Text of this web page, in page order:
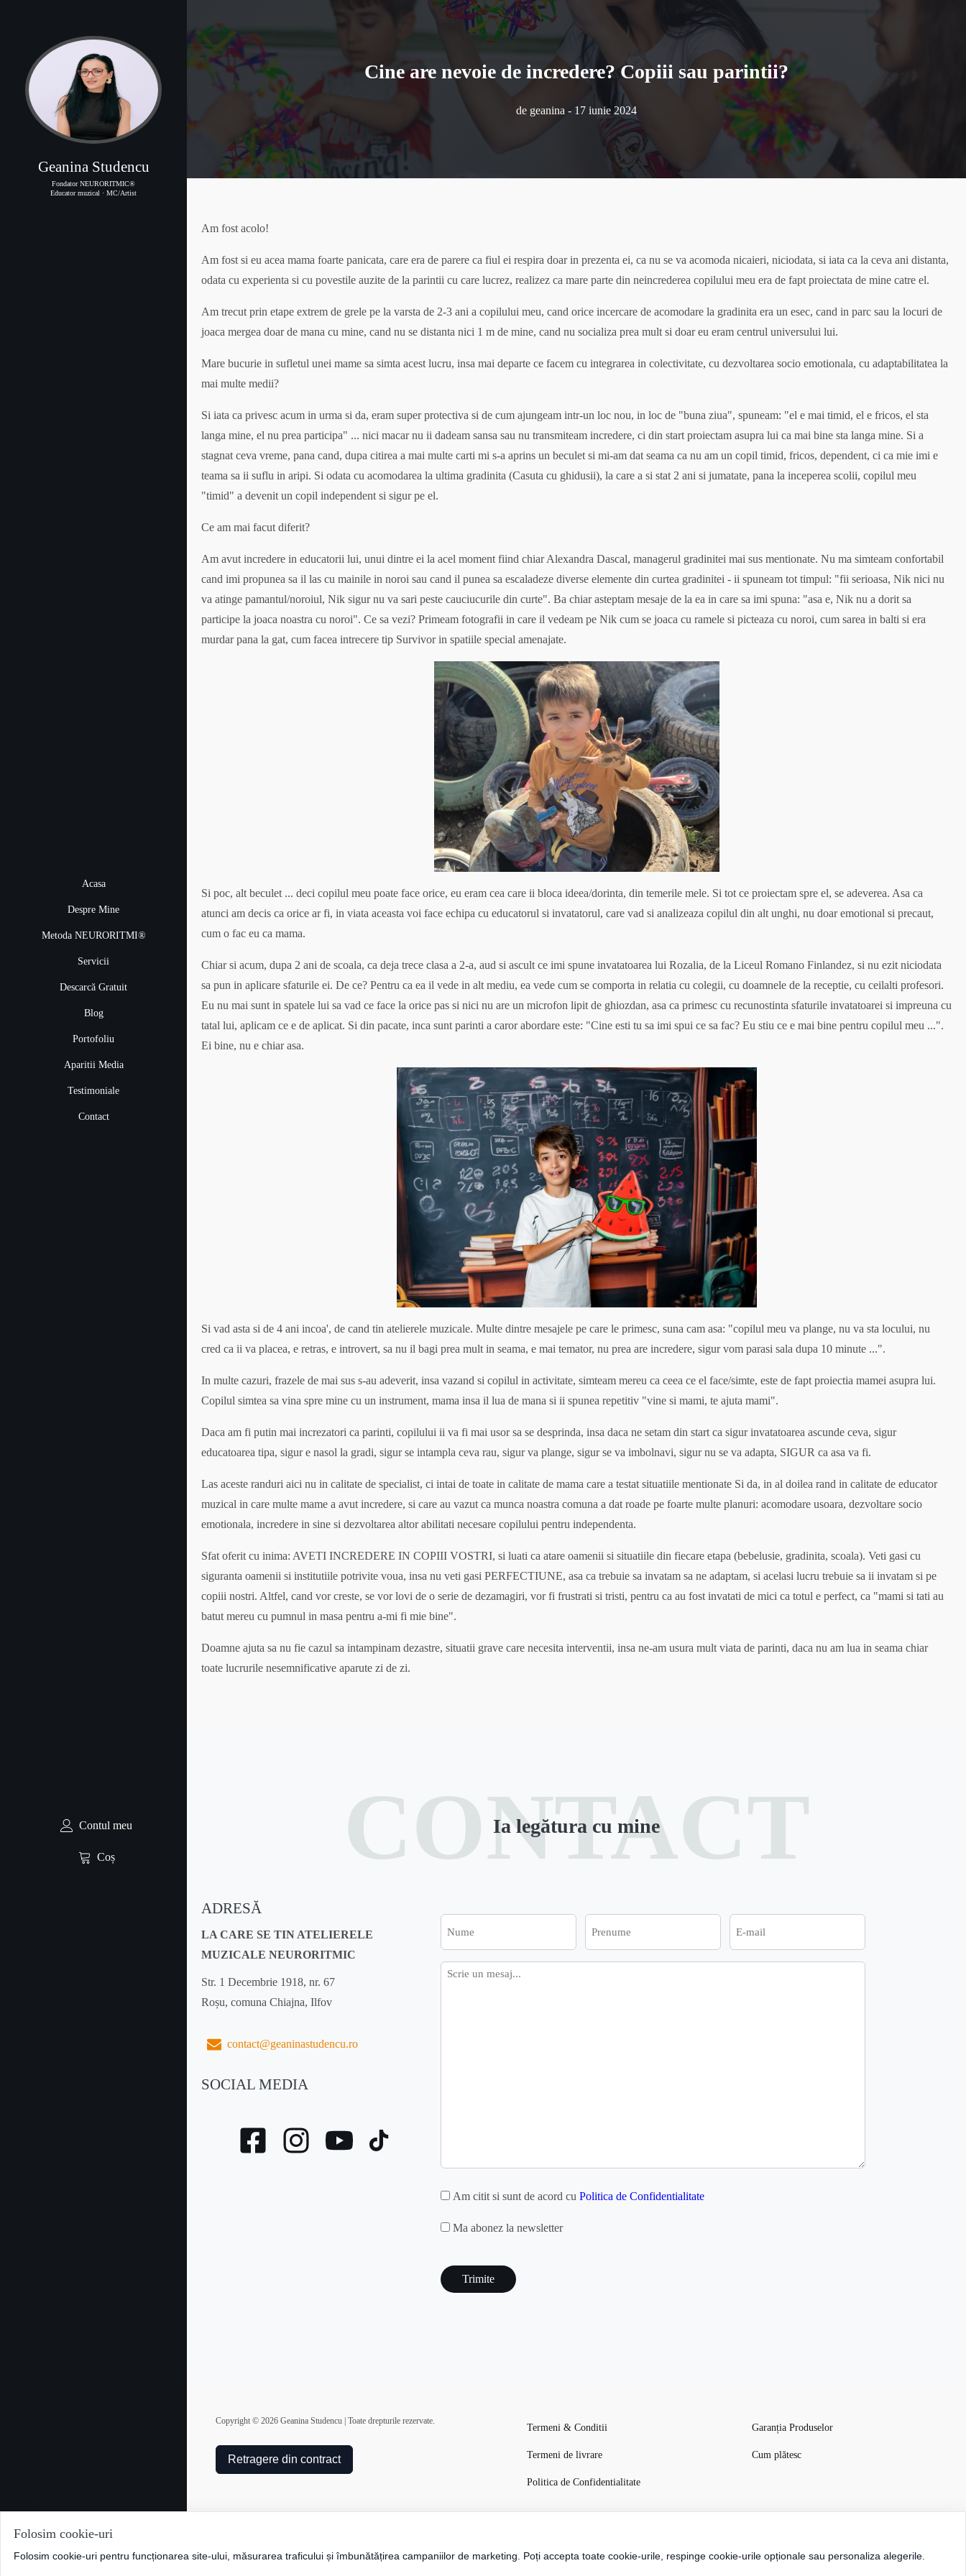
Geanina Studencu
Fondator NEURORITMIC®
Educator muzical · MC/Artist
Acasa
Despre Mine
Metoda NEURORITMI®
Servicii
Descarcă Gratuit
Blog
Portofoliu
Aparitii Media
Testimoniale
Contact
Contul meu
Coș
Cine are nevoie de incredere? Copiii sau parintii?
de geanina - 17 iunie 2024
Am fost acolo!
Am fost si eu acea mama foarte panicata, care era de parere ca fiul ei respira doar in prezenta ei, ca nu se va acomoda nicaieri, niciodata, si iata ca la ceva ani distanta,
odata cu experienta si cu povestile auzite de la parintii cu care lucrez, realizez ca mare parte din neincrederea copilului meu era de fapt proiectata de mine catre el.
Am trecut prin etape extrem de grele pe la varsta de 2-3 ani a copilului meu, cand orice incercare de acomodare la gradinita era un esec, cand in parc sau la locuri de
joaca mergea doar de mana cu mine, cand nu se distanta nici 1 m de mine, cand nu socializa prea mult si doar eu eram centrul universului lui.
Mare bucurie in sufletul unei mame sa simta acest lucru, insa mai departe ce facem cu integrarea in colectivitate, cu dezvoltarea socio emotionala, cu adaptabilitatea la
mai multe medii?
Si iata ca privesc acum in urma si da, eram super protectiva si de cum ajungeam intr-un loc nou, in loc de "buna ziua", spuneam: "el e mai timid, el e fricos, el sta
langa mine, el nu prea participa" ... nici macar nu ii dadeam sansa sau nu transmiteam incredere, ci din start proiectam asupra lui ca mai bine sta langa mine. Si a
stagnat ceva vreme, pana cand, dupa citirea a mai multe carti mi s-a aprins un beculet si mi-am dat seama ca nu am un copil timid, fricos, dependent, ci ca mie imi e
teama sa ii suflu in aripi. Si odata cu acomodarea la ultima gradinita (Casuta cu ghidusii), la care a si stat 2 ani si jumatate, pana la inceperea scolii, copilul meu
"timid" a devenit un copil independent si sigur pe el.
Ce am mai facut diferit?
Am avut incredere in educatorii lui, unui dintre ei la acel moment fiind chiar Alexandra Dascal, managerul gradinitei mai sus mentionate. Nu ma simteam confortabil
cand imi propunea sa il las cu mainile in noroi sau cand il punea sa escaladeze diverse elemente din curtea gradinitei - ii spuneam tot timpul: "fii serioasa, Nik nici nu
va atinge pamantul/noroiul, Nik sigur nu va sari peste cauciucurile din curte". Ba chiar asteptam mesaje de la ea in care sa imi spuna: "asa e, Nik nu a dorit sa
participe la joaca noastra cu noroi". Ce sa vezi? Primeam fotografii in care il vedeam pe Nik cum se joaca cu ramele si picteaza cu noroi, cum sarea in balti si era
murdar pana la gat, cum facea intrecere tip Survivor in spatiile special amenajate.
Si poc, alt beculet ... deci copilul meu poate face orice, eu eram cea care ii bloca ideea/dorinta, din temerile mele. Si tot ce proiectam spre el, se adeverea. Asa ca
atunci am decis ca orice ar fi, in viata aceasta voi face echipa cu educatorul si invatatorul, care vad si analizeaza copilul din alt unghi, nu doar emotional si precaut,
cum o fac eu ca mama.
Chiar si acum, dupa 2 ani de scoala, ca deja trece clasa a 2-a, aud si ascult ce imi spune invatatoarea lui Rozalia, de la Liceul Romano Finlandez, si nu ezit niciodata
sa pun in aplicare sfaturile ei. De ce? Pentru ca ea il vede in alt mediu, ea vede cum se comporta in relatia cu colegii, cu doamnele de la receptie, cu ceilalti profesori.
Eu nu mai sunt in spatele lui sa vad ce face la orice pas si nici nu are un microfon lipit de ghiozdan, asa ca primesc cu recunostinta sfaturile invatatoarei si impreuna cu
tatal lui, aplicam ce e de aplicat. Si din pacate, inca sunt parinti a caror abordare este: "Cine esti tu sa imi spui ce sa fac? Eu stiu ce e mai bine pentru copilul meu ...".
Ei bine, nu e chiar asa.
Si vad asta si de 4 ani incoa', de cand tin atelierele muzicale. Multe dintre mesajele pe care le primesc, suna cam asa: "copilul meu va plange, nu va sta locului, nu
cred ca ii va placea, e retras, e introvert, sa nu il bagi prea mult in seama, e mai temator, nu prea are incredere, sigur vom parasi sala dupa 10 minute ...".
In multe cazuri, frazele de mai sus s-au adeverit, insa vazand si copilul in activitate, simteam mereu ca ceea ce el face/simte, este de fapt proiectia mamei asupra lui.
Copilul simtea sa vina spre mine cu un instrument, mama insa il lua de mana si ii spunea repetitiv "vine si mami, te ajuta mami".
Daca am fi putin mai increzatori ca parinti, copilului ii va fi mai usor sa se desprinda, insa daca ne setam din start ca sigur invatatoarea ascunde ceva, sigur
educatoarea tipa, sigur e nasol la gradi, sigur se intampla ceva rau, sigur va plange, sigur se va imbolnavi, sigur nu se va adapta, SIGUR ca asa va fi.
Las aceste randuri aici nu in calitate de specialist, ci intai de toate in calitate de mama care a testat situatiile mentionate Si da, in al doilea rand in calitate de educator
muzical in care multe mame a avut incredere, si care au vazut ca munca noastra comuna a dat roade pe foarte multe planuri: acomodare usoara, dezvoltare socio
emotionala, incredere in sine si dezvoltarea altor abilitati necesare copilului pentru independenta.
Sfat oferit cu inima: AVETI INCREDERE IN COPIII VOSTRI, si luati ca atare oamenii si situatiile din fiecare etapa (bebelusie, gradinita, scoala). Veti gasi cu
siguranta oamenii si institutiile potrivite voua, insa nu veti gasi PERFECTIUNE, asa ca trebuie sa invatam sa ne adaptam, si acelasi lucru trebuie sa ii invatam si pe
copiii nostri. Altfel, cand vor creste, se vor lovi de o serie de dezamagiri, vor fi frustrati si tristi, pentru ca au fost invatati de mici ca totul e perfect, ca "mami si tati au
batut mereu cu pumnul in masa pentru a-mi fi mie bine".
Doamne ajuta sa nu fie cazul sa intampinam dezastre, situatii grave care necesita interventii, insa ne-am usura mult viata de parinti, daca nu am lua in seama chiar
toate lucrurile nesemnificative aparute zi de zi.
CONTACT
Ia legătura cu mine
ADRESĂ
LA CARE SE TIN ATELIERELE
MUZICALE NEURORITMIC
Str. 1 Decembrie 1918, nr. 67
Roșu, comuna Chiajna, Ilfov
contact@geaninastudencu.ro
SOCIAL MEDIA
Mesaj
GDPR
Am citit si sunt de acord cuPolitica de Confidentialitate
MAILCHIMP
Ma abonez la newsletter
Copyright © 2026 Geanina Studencu | Toate drepturile rezervate.
Retragere din contract
Termeni & Conditii
Termeni de livrare
Politica de Confidentialitate
Garanția Produselor
Cum plătesc
Folosim cookie-uri
Folosim cookie-uri pentru funcționarea site-ului, măsurarea traficului și îmbunătățirea campaniilor de marketing. Poți accepta toate cookie-urile, respinge cookie-urile opționale sau personaliza alegerile.